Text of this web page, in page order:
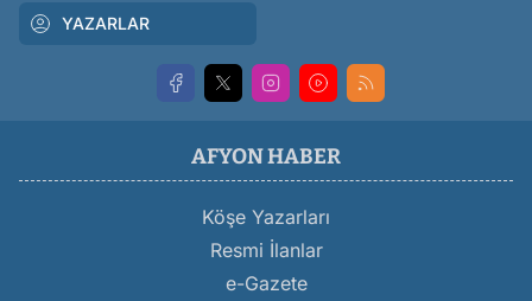
YAZARLAR
AFYON HABER
Köşe Yazarları
Resmi İlanlar
e-Gazete